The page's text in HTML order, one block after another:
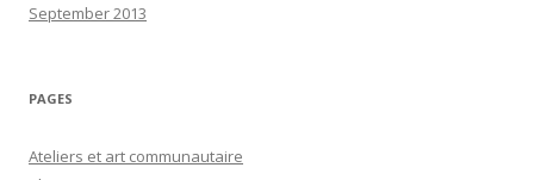
September 2013
PAGES
Ateliers et art communautaire